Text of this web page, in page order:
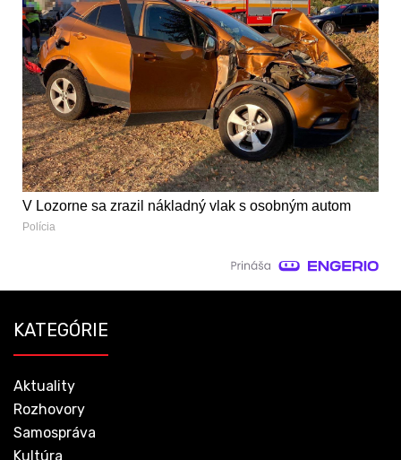
V Lozorne sa zrazil nákladný vlak s osobným autom
Polícia
KATEGÓRIE
Aktuality
Rozhovory
Samospráva
Kultúra